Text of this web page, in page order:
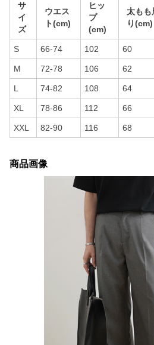
サ
イ
ズ
ウエス
ト(cm)
ヒッ
プ
(cm)
太もも
り(cm)
S 66-74 102 60
M 72-78 106 62
L 74-82 108 64
XL 78-86 112 66
XXL 82-90 116 68
商品画像